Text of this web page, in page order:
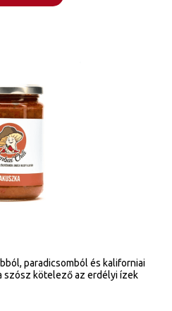
paradicsomból és kaliforniai
szósz kötelező az erdélyi ízek